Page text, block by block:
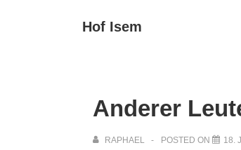
Hof Isem
Anderer
RAPHAEL POSTED ON 18.